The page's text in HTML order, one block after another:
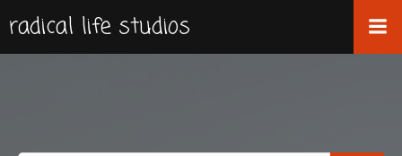
springen
radical life studios